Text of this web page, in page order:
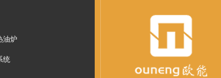
油炉
统